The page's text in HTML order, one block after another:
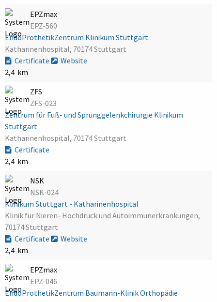
EPZmax
EPZ-560
EndoProthetikZentrum Klinikum Stuttgart
Katharinenhospital, 70174 Stuttgart
Certificate
Website
2,4 km
ZFS
ZFS-023
Zentrum für Fuß- und Sprunggelenkchirurgie Klinikum
Stuttgart
Katharinenhospital, 70174 Stuttgart
Certificate
2,4 km
NSK
NSK-024
Klinikum Stuttgart - Katharinenhospital
Klinik für Nieren- Hochdruck und Autoimmunerkrankungen,
70174 Stuttgart
Certificate
Website
2,4 km
EPZmax
EPZ-046
EndoProthetikZentrum Baumann-Klinik Orthopädie